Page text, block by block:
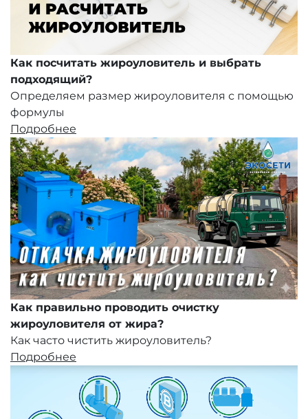
Как посчитать жироуловитель и выбрать
подходящий?
Определяем размер жироуловителя с помощью
формулы
Подробнее
Как правильно проводить очистку
жироуловителя от жира?
Как часто чистить жироуловитель?
Подробнее